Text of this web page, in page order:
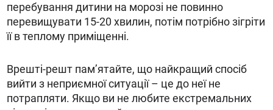
перебування дитини на морозі не повинно
перевищувати 15-20 хвилин, потім потрібно зігріти
її в теплому приміщенні.
Врешті-решт пам’ятайте, що найкращий спосіб
вийти з неприємної ситуації – це до неї не
потрапляти. Якщо ви не любите екстремальних